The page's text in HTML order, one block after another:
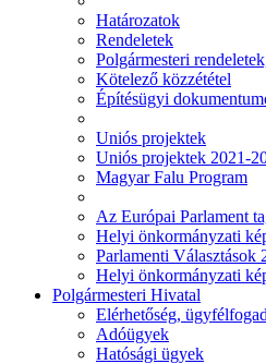
Határozatok
Rendeletek
Polgármesteri
Kötelező közzététel
Építésügyi
Uniós projektek
Uniós projektek 2021-
Magyar Falu Program
Az Európai Parlament
Helyi önkormányzati
Parlamenti Választások
Helyi önkormányzati
Polgármesteri Hivatal
Elérhetőség,
Adóügyek
Hatósági ügyek